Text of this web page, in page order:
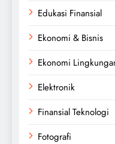
Edukasi Finansial
Ekonomi & Bisnis
Ekonomi
Elektronik
Finansial Teknologi
Fotografi